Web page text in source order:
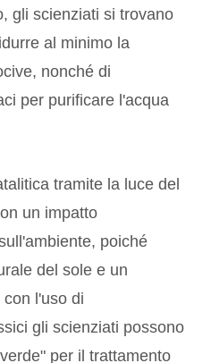
gli scienziati si trovano
al minimo la
nonché di
per purificare l'acqua
tramite la luce del
un impatto
poiché
del sole e un
l'uso di
gli scienziati possono
per il trattamento